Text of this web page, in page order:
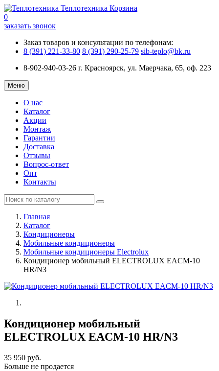
Теплотехника Корзина
0
заказать звонок
Заказ товаров и консультации по телефонам:
8 (391) 221-33-80 8 (391) 290-25-79 sib-teplo@bk.ru
8-902-940-03-26 г. Красноярск, ул. Маерчака, 65, оф. 223
Меню
О нас
Каталог
Акции
Монтаж
Гарантии
Доставка
Отзывы
Вопрос-ответ
Опт
Контакты
Главная
Каталог
Кондиционеры
Мобильные кондиционеры
Мобильные кондиционеры Electrolux
Кондиционер мобильный ELECTROLUX EACM-10
HR/N3
Кондиционер мобильный
ELECTROLUX EACM-10 HR/N3
35 950 руб.
Больше не продается